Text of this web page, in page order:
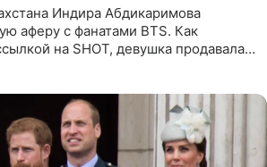
Индира Абдикаримова
аферу с фанатами BTS. Как
на SHOT, девушка продавала